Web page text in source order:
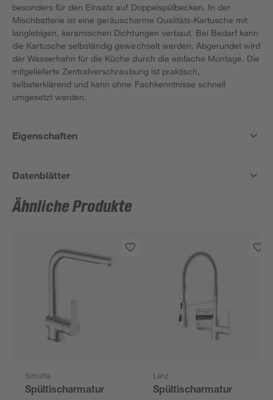
besonders für den Einsatz auf Doppelspülbecken. In der
Mischbatterie ist eine geräuscharme Qualitäts-Kartusche mit
langlebigen, keramischen Dichtungen verbaut. Bei Bedarf kann
die Kartusche selbständig gewechselt werden. Abgerundet wird
der Wasserhahn für die Küche durch die einfache Montage. Die
mitgelieferte Zentralverschraubung ist praktisch,
selbsterklärend und kann ohne Fachkenntnisse schnell
umgesetzt werden.
Eigenschaften
Datenblätter
Ähnliche Produkte
Schütte
Spültischarmatur
Lenz
Spültischarmatur